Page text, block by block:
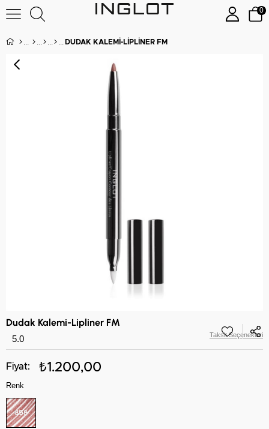
0
DUDAK KALEMI-LIPLINER FM
Dudak Kalemi-Lipliner FM
5.0
₺1.200,00
Taksit Seçenekleri
Renk